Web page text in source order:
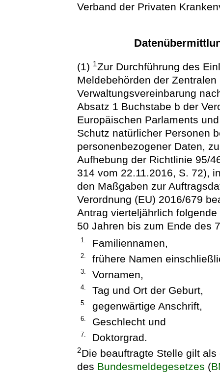
Verband der Privaten
(1) 1Zur Durchführung des
Meldebehörden der
Verwaltungsvereinbarung
Absatz 1 Buchstabe b der
Europäischen Parlaments
Schutz natürlicher Personen
personenbezogener Daten,
Aufhebung der Richtlinie 95/
314 vom 22.11.2016, S. 72),
den Maßgaben zur
Verordnung (EU) 2016/679
Antrag vierteljährlich
50 Jahren bis zum Ende des
1. Familiennamen,
2. frühere Namen
3. Vornamen,
4. Tag und Ort der Geburt,
5. gegenwärtige Anschrift,
6. Geschlecht und
7. Doktorgrad.
2Die beauftragte Stelle gilt
des Bundesmeldegesetzes (